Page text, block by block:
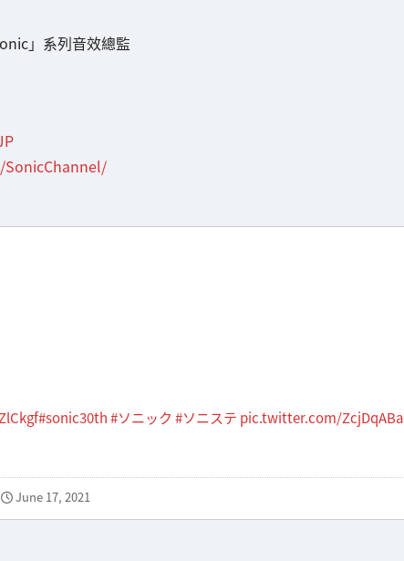
」系列音效總監
#sonic30th#ソニック #ソニステ pic.twitter.com/ZcjDqABa
June 17, 2021